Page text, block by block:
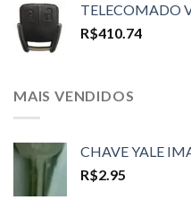
TELECOMADO
R$410.74
MAIS VENDIDOS
CHAVE YALE
R$2.95